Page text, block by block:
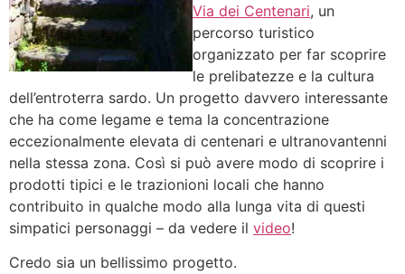
Via dei Centenari, un
percorso turistico
organizzato per far scoprire
le prelibatezze e la cultura
dell’entroterra sardo. Un progetto davvero interessante
che ha come legame e tema la concentrazione
eccezionalmente elevata di centenari e ultranovantenni
nella stessa zona. Così si può avere modo di scoprire i
prodotti tipici e le trazionioni locali che hanno
contribuito in qualche modo alla lunga vita di questi
simpatici personaggi – da vedere il video!
Credo sia un bellissimo progetto.